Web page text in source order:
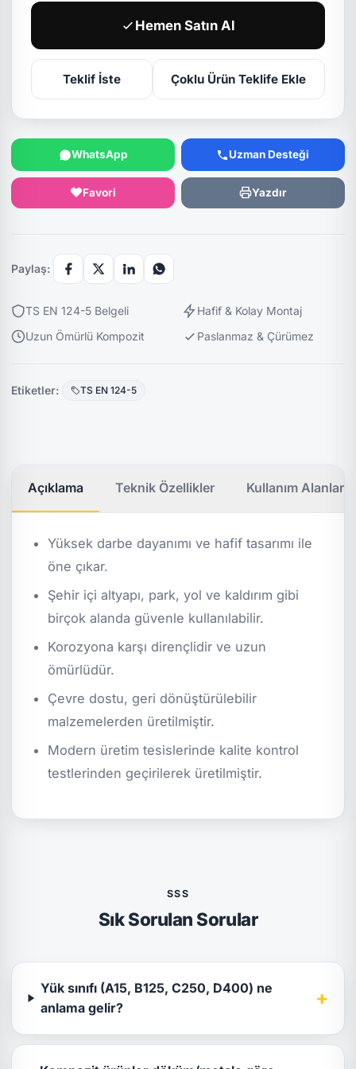
Hemen Satın Al
Teklif İste Çoklu Ürün Teklife Ekle
WhatsApp Uzman Desteği
Favori Yazdır
Paylaş:
TS EN 124-5 Belgeli
Hafif & Kolay Montaj
Uzun Ömürlü Kompozit
Paslanmaz & Çürümez
Etiketler: TS EN 124-5
Açıklama Teknik Özellikler Kullanım Alanları
Yüksek darbe dayanımı ve hafif tasarımı ile
öne çıkar.
Şehir içi altyapı, park, yol ve kaldırım gibi
birçok alanda güvenle kullanılabilir.
Korozyona karşı dirençlidir ve uzun
ömürlüdür.
Çevre dostu, geri dönüştürülebilir
malzemelerden üretilmiştir.
Modern üretim tesislerinde kalite kontrol
testlerinden geçirilerek üretilmiştir.
SSS
Sık Sorulan Sorular
Yük sınıfı (A15, B125, C250, D400) ne
anlama gelir?
+